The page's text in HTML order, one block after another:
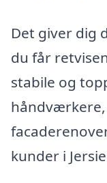
Det giver dig
du får
stabile og
kunder i